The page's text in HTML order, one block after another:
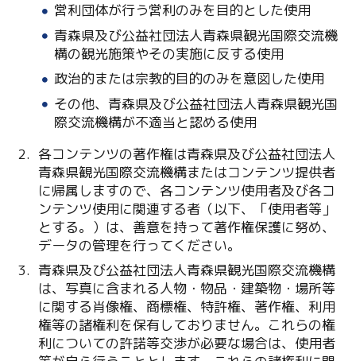
営利団体が行う営利のみを目的とした使用
青森県及び公益社団法人青森県観光国際交流機
構の観光施策やその実施に反する使用
政治的または宗教的目的のみを意図した使用
その他、青森県及び公益社団法人青森県観光国
際交流機構が不適当と認める使用
各コンテンツの著作権は青森県及び公益社団法人
青森県観光国際交流機構またはコンテンツ提供者
に帰属しますので、各コンテンツ使用者及び各コ
ンテンツ使用に関連する者（以下、「使用者等」
とする。）は、善意を持って著作権保護に努め、
データの管理を行ってください。
青森県及び公益社団法人青森県観光国際交流機構
は、写真に含まれる人物・物品・建築物・場所等
に関する肖像権、商標権、特許権、著作権、利用
権等の諸権利を保有しておりません。これらの権
利についての許諾等交渉が必要な場合は、使用者
Twitter
Facebook
Line
Copy URL